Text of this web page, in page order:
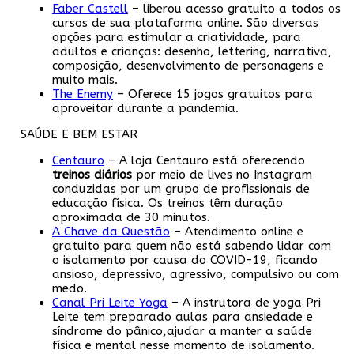
Faber Castell – liberou acesso gratuito a todos os
cursos de sua plataforma online. São diversas
opções para estimular a criatividade, para
adultos e crianças: desenho, lettering, narrativa,
composição, desenvolvimento de personagens e
muito mais.
The Enemy – Oferece 15 jogos gratuitos para
aproveitar durante a pandemia.
SAÚDE E BEM ESTAR
Centauro – A loja Centauro está oferecendo
treinos diários por meio de lives no Instagram
conduzidas por um grupo de profissionais de
educação física. Os treinos têm duração
aproximada de 30 minutos.
A Chave da Questão – Atendimento online e
gratuito para quem não está sabendo lidar com
o isolamento por causa do COVID-19, ficando
ansioso, depressivo, agressivo, compulsivo ou com
medo.
Canal Pri Leite Yoga – A instrutora de yoga Pri
Leite tem preparado aulas para ansiedade e
síndrome do pânico,ajudar a manter a saúde
física e mental nesse momento de isolamento.